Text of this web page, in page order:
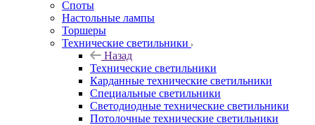
Споты
Настольные лампы
Торшеры
Технические светильники
Назад
Технические светильники
Карданные технические светильники
Специальные светильники
Светодиодные технические светильники
Потолочные технические светильники